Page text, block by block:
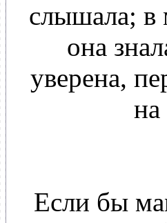
слышала; в
она
уверена,
на
Если бы